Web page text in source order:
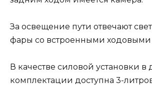
За освещение пути отвечают
фары со встроенными ходовыми
В качестве силовой установки в
комплектации доступна 3-